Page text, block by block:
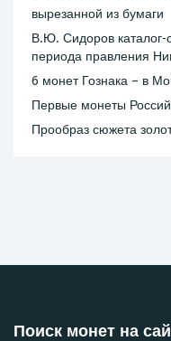
вырезанной из бумаги
В.Ю. Сидоров каталог-
периода правления
6 монет Гознака – в
Первые монеты
Прообраз сюжета
Поиск монет на